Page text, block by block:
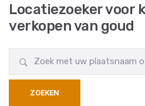
Locatiezoeker voor
verkopen van goud